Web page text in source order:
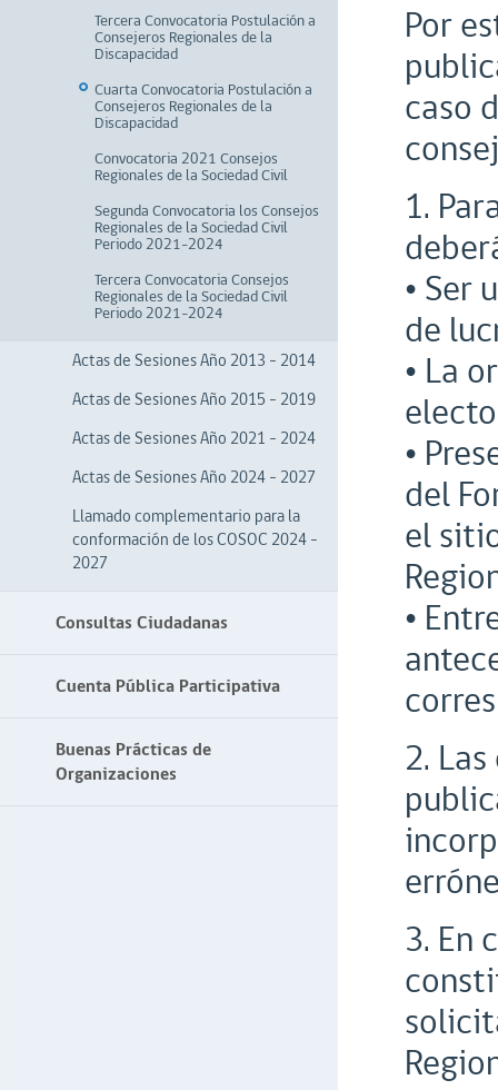
Tercera Convocatoria Postulación a
Consejeros Regionales de la
Discapacidad
Cuarta Convocatoria Postulación a
Consejeros Regionales de la
Discapacidad
Convocatoria 2021 Consejos
Regionales de la Sociedad Civil
Segunda Convocatoria los Consejos
Regionales de la Sociedad Civil
Periodo 2021-2024
Tercera Convocatoria Consejos
Regionales de la Sociedad Civil
Periodo 2021-2024
Actas de Sesiones Año 2013 - 2014
Actas de Sesiones Año 2015 - 2019
Actas de Sesiones Año 2021 – 2024
Actas de Sesiones Año 2024 - 2027
Llamado complementario para la
conformación de los COSOC 2024 -
2027
Consultas Ciudadanas
Cuenta Pública Participativa
Buenas Prácticas de
Organizaciones
Por
caso
1.
• Ser
de
• La
•
del
el
•
2.
3. En